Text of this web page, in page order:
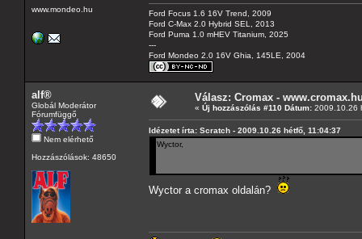
www.mondeo.hu
Ford Focus 1.6 16V Trend, 2009
Ford C-Max 2.0 Hybrid SEL, 2013
Ford Puma 1.0 mHEV Titanium, 2025
---
Ford Mondeo 2.0 16V Ghia, 145LE, 2004
alf®
Globál Moderátor
Fórumfüggő
Nem elérhető
Hozzászólások: 48650
Válasz: Cromax -
« Új hozzászólás #110 Dátum: 2009.10.26
Idézetet írta: Scratch - 2009.10.26 hétfő, 11:04:37
Wyctor,
Wyctor a cromax oldalán?